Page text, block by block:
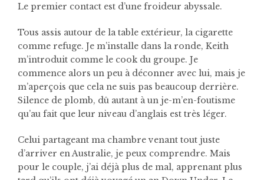
Le premier contact est d’une froideur abyssale.
Tous assis autour de la table extérieur, la cigarette
comme refuge. Je m’installe dans la ronde, Keith
m’introduit comme le cook du groupe. Je
commence alors un peu à déconner avec lui, mais je
m’aperçois que cela ne suis pas beaucoup derrière.
Silence de plomb, dû autant à un je-m’en-foutisme
qu’au fait que leur niveau d’anglais est très léger.
Celui partageant ma chambre venant tout juste
d’arriver en Australie, je peux comprendre. Mais
pour le couple, j’ai déjà plus de mal, apprenant plus